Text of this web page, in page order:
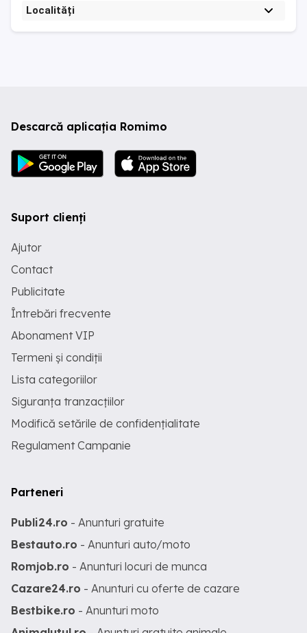
Localități
Descarcă aplicația Romimo
Suport clienți
Ajutor
Contact
Publicitate
Întrebări frecvente
Abonament VIP
Termeni și condiții
Lista categoriilor
Siguranța tranzacțiilor
Modifică setările de confidențialitate
Regulament Campanie
Parteneri
Publi24.ro - Anunturi gratuite
Bestauto.ro - Anunturi auto/moto
Romjob.ro - Anunturi locuri de munca
Cazare24.ro - Anunturi cu oferte de cazare
Bestbike.ro - Anunturi moto